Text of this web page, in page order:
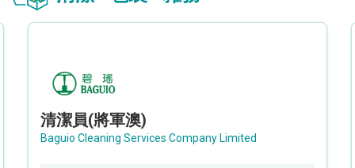
清潔員(將軍澳)
Baguio Cleaning Services Company Limited